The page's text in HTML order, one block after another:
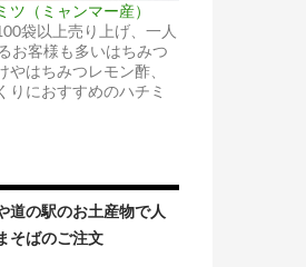
（ミャンマー産）
袋以上売り上げ、一人
お客様も多いはちみつ
はちみつレモン酢、
りにおすすめのハチミ
道の駅のお土産物で人
そばのご注文